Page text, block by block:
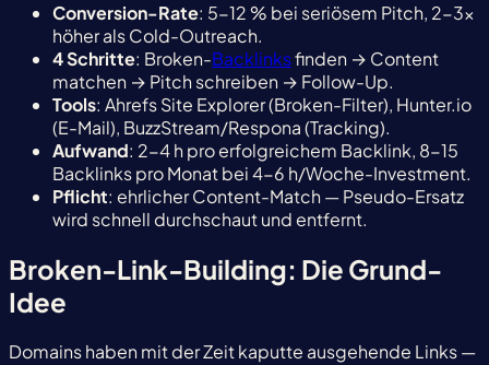
Conversion-Rate: 5-12 % bei seriösem Pitch, 2-3x
höher als Cold-Outreach.
4 Schritte: Broken-Backlinksfinden → Content
matchen → Pitch schreiben → Follow-Up.
Tools: Ahrefs Site Explorer (Broken-Filter), Hunter.io
(E-Mail), BuzzStream/Respona (Tracking).
Aufwand: 2-4 h pro erfolgreichem Backlink, 8-15
Backlinks pro Monat bei 4-6 h/Woche-Investment.
Pflicht: ehrlicher Content-Match — Pseudo-Ersatz
wird schnell durchschaut und entfernt.
Broken-Link-Building: Die Grund-
Idee
Domains haben mit der Zeit kaputte ausgehende Links —